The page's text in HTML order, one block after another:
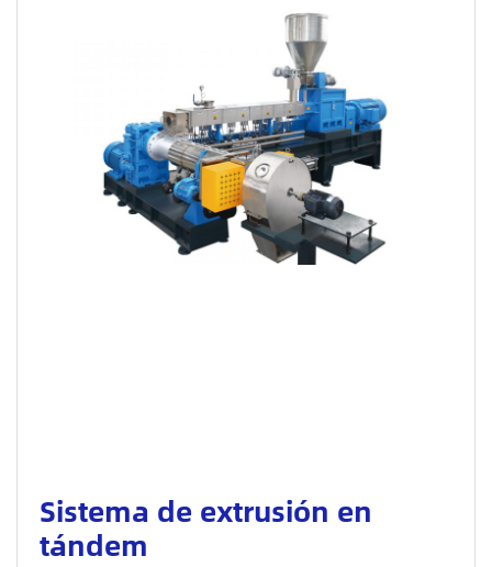
Sistema de extrusión en
tándem